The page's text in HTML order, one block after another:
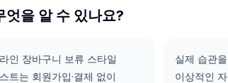
엇을 알 수 있나요?
인 장바구니 보류 스타일
트는 회원가입·결제 없이
실제 습관
이상적인